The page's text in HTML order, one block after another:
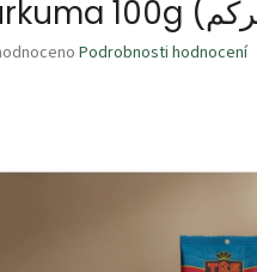
Podrobnosti hodnocení